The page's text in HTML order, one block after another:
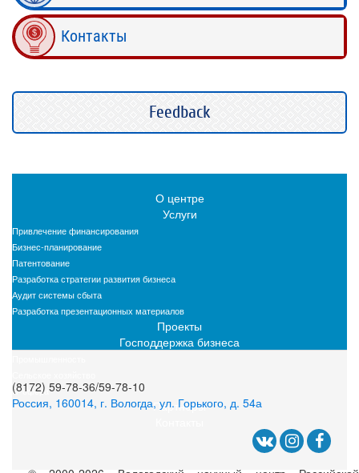
Контакты
Feedback
О центре
Услуги
Привлечение финансирования
Бизнес-планирование
Патентование
Разработка стратегии развития бизнеса
Аудит системы сбыта
Разработка презентационных материалов
Проекты
Господдержка бизнеса
IT-сфера
Партнеры
(8172) 59-78-36/59-78-10
Россия, 160014, г. Вологда, ул. Горького, д. 54а